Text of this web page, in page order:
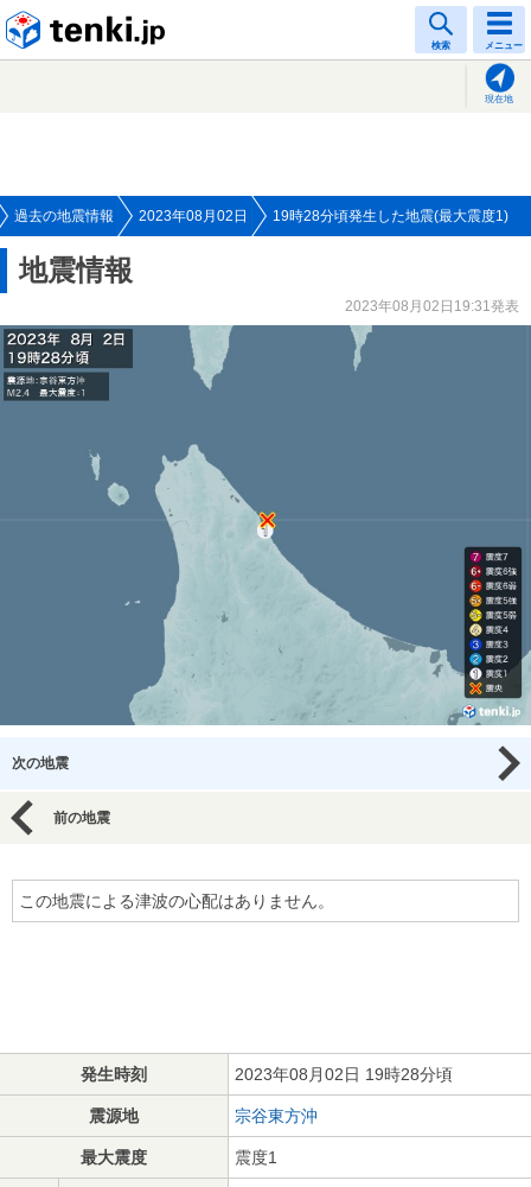
検索 メニュー
現在地
過去の地震情報 2023年08月02日 19時28分頃発生した地震(最大震度1)
地震情報
2023年08月02日19:31発表
次の地震
前の地震
この地震による津波の心配はありません。
発生時刻 2023年08月02日 19時28分頃
震源地 宗谷東方沖
最大震度 震度1